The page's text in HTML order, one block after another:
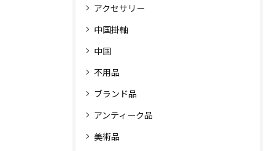
アクセサリー
中国掛軸
中国
不用品
ブランド品
アンティーク品
美術品